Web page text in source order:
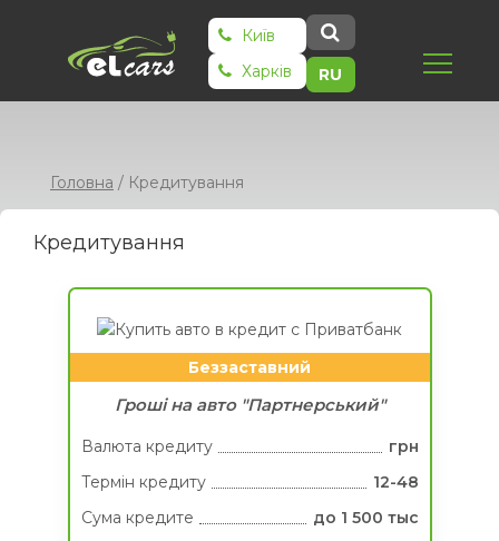
Київ
Харків
RU
Головна / Кредитування
Кредитування
Беззаставний
Гроші на авто "Партнерський"
Валюта кредиту
грн
Термін кредиту
12-48
Сума кредитe
до 1 500 тыс